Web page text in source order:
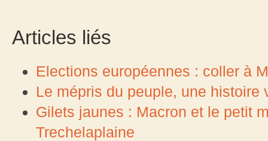
Articles liés
Elections européennes : coller à
Le mépris du peuple, une
Gilets jaunes : Macron et le petit
Trechelaplaine